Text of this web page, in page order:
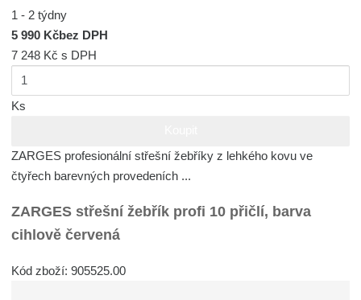
1 - 2 týdny
5 990 Kčbez DPH
7 248 Kčs DPH
Ks
ZARGES profesionální střešní žebříky z lehkého kovu ve
čtyřech barevných provedeních ...
ZARGES střešní žebřík profi 10 přičlí, barva
cihlově červená
Kód zboží: 905525.00